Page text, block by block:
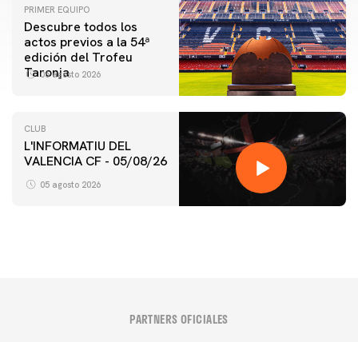
PRIMER EQUIPO
Descubre todos los
actos previos a la 54ª
edición del Trofeu
Taronja
06 agosto 2026
CLUB
L'INFORMATIU DEL
VALENCIA CF - 05/08/26
05 agosto 2026
PARTNERS OFICIALES